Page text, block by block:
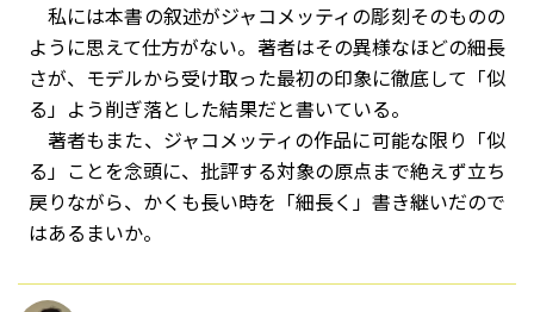
私には本書の叙述がジャコメッティの彫刻そのものの
ように思えて仕方がない。著者はその異様なほどの細長
さが、モデルから受け取った最初の印象に徹底して「似
る」よう削ぎ落とした結果だと書いている。
著者もまた、ジャコメッティの作品に可能な限り「似
る」ことを念頭に、批評する対象の原点まで絶えず立ち
戻りながら、かくも長い時を「細長く」書き継いだので
はあるまいか。